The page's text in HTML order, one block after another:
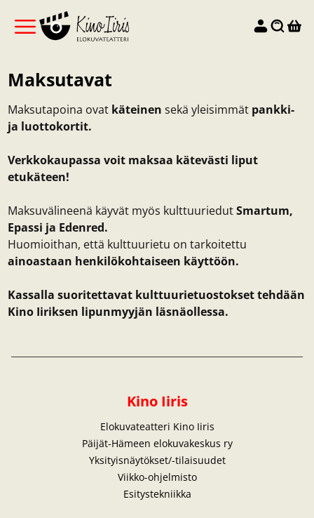
Maksutavat
Maksutapoina ovat käteinensekä yleisimmät pankki-
ja luottokortit.
Verkkokaupassa voit maksaa kätevästi liput
etukäteen!
Maksuvälineenä käyvät myös kulttuuriedutSmartum,
Epassi ja Edenred.
Huomioithan, että kulttuurietu on tarkoitettu
ainoastaan henkilökohtaiseen käyttöön.
Kassalla suoritettavat kulttuurietuostokset tehdään
Kino Iiriksen lipunmyyjän läsnäollessa.
Kino Iiris
Elokuvateatteri Kino Iiris
Päijät-Hämeen elokuvakeskus ry
Yksityisnäytökset/-tilaisuudet
Viikko-ohjelmisto
Esitystekniikka